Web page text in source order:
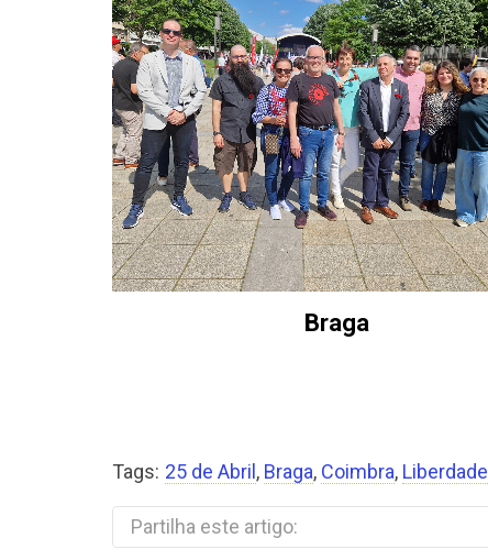
Braga
Tags: 25 de Abril , Braga, Coimbra, Liberdade
Partilha este artigo: